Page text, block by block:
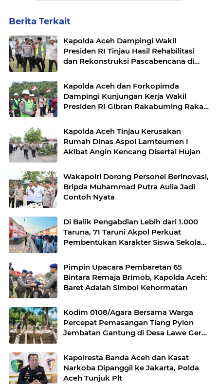
Berita Terkait
Kapolda Aceh Dampingi Wakil
Presiden RI Tinjau Hasil Rehabilitasi
dan Rekonstruksi Pascabencana di
Kapolda Aceh dan Forkopimda
Dampingi Kunjungan Kerja Wakil
Presiden RI Gibran Rakabuming Raka
Kapolda Aceh Tinjau Kerusakan
Rumah Dinas Aspol Lamteumen I
Akibat Angin Kencang Disertai Hujan
Wakapolri Dorong Personel Berinovasi,
Bripda Muhammad Putra Aulia Jadi
Contoh Nyata
Di Balik Pengabdian Lebih dari 1.000
Taruna, 71 Taruni Akpol Perkuat
Pembentukan Karakter Siswa Sekolah
Pimpin Upacara Pembaretan 65
Bintara Remaja Brimob, Kapolda Aceh:
Baret Adalah Simbol Kehormatan
Kodim 0108/Agara Bersama Warga
Percepat Pemasangan Tiang Pylon
Jembatan Gantung di Desa Lawe Ger-
Kapolresta Banda Aceh dan Kasat
Narkoba Dipanggil ke Jakarta, Polda
Aceh Tunjuk Plt